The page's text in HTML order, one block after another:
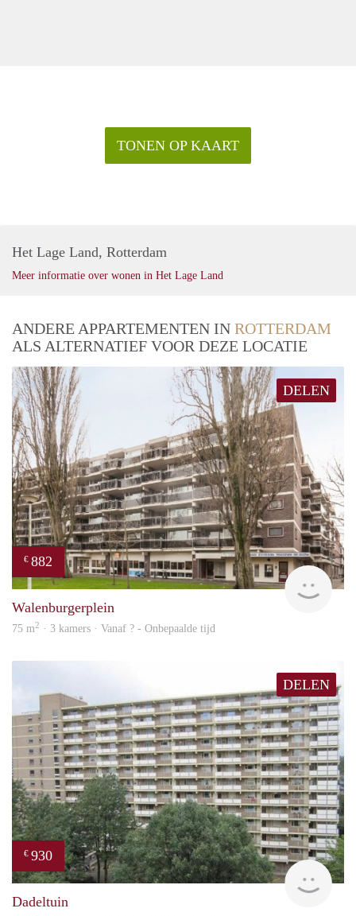
TONEN OP KAART
Het Lage Land, Rotterdam
Meer informatie over wonen in Het Lage Land
ANDERE APPARTEMENTEN IN ROTTERDAM
ALS ALTERNATIEF VOOR DEZE LOCATIE
DELEN
€ 882
Walenburgerplein
75 m2 · 3 kamers · Vanaf ? - Onbepaalde tijd
DELEN
€ 930
rent
Dadeltuin